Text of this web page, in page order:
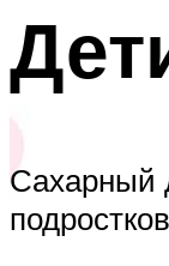
Сахарный